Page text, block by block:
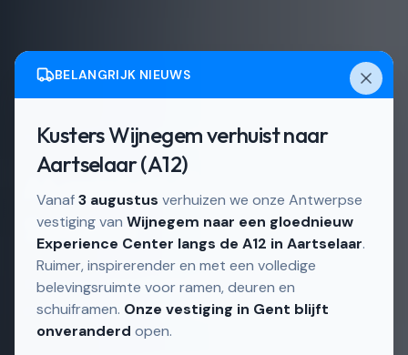
BELANGRIJK NIEUWS
Kusters Wijnegem verhuist naar
Aartselaar (A12)
Vanaf3 augustus verhuizen we onze Antwerpse
vestiging van Wijnegem naar een gloednieuw
Experience Center langs de A12 in Aartselaar.
Ruimer, inspirerender en met een volledige
belevingsruimte voor ramen, deuren en
schuiframen. Onze vestiging in Gent blijft
onveranderd open.
Actief inSchoten en omgeving
Aluminium deuren in
Schoten
Aluminium deuren op maat — eigen Belgische
productie, snelle levertermijnen.